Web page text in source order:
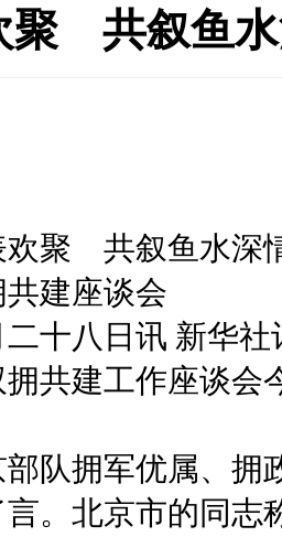
聚 共叙鱼水
聚 共叙鱼水深
建座谈会
十八日讯 新华
共建工作座谈会
队拥军优属、拥
。北京市的同志